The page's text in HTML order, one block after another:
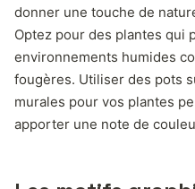
donner une touche de
Optez pour des plantes qui
environnements humides
fougères. Utiliser des pots
murales pour vos plantes
apporter une note de